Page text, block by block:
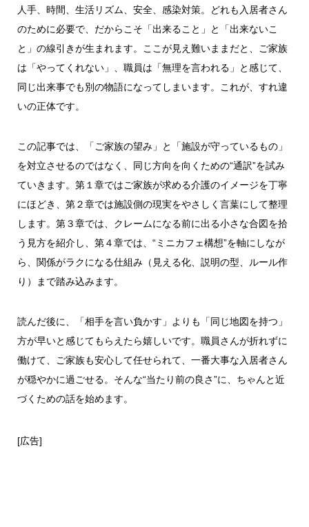
人手、時間、生活リズム、安全、感染対策。どれも入居者さん
のために必要で、だからこそ「出来ること」と「出来ないこ
と」の線引きが生まれます。ここが見え難いままだと、ご家族
は「やってくれない」、職員は「無理を言われる」と感じて、
同じ出来事でも別の物語になってしまいます。これが、すれ違
いの正体です。
この記事では、「ご家族の望み」と「施設が守っているもの」
を対立させるのではなく、同じ方向を向くための“通訳”を試み
ていきます。第１章ではご家族が求める介護のイメージを丁寧
にほどき、第２章では施設側の現実をやさしく言葉にして整理
します。第３章では、クレームになる前に出る小さな合図を拾
う見方を紹介し、第４章では、“ミニカフェ構想”を軸にしなが
ら、関係がラクになる仕組み（見える化、説明の型、ルール作
り）まで踏み込みます。
読んだ後に、「相手を言い負かす」よりも「同じ地図を持つ」
方が早いと感じてもらえたら嬉しいです。職員さんが折れずに
働けて、ご家族も安心して任せられて、一番大事な入居者さん
が穏やかに過ごせる。そんな“当たり前の良さ”に、ちゃんと近
づくための話を始めます。
[広告]